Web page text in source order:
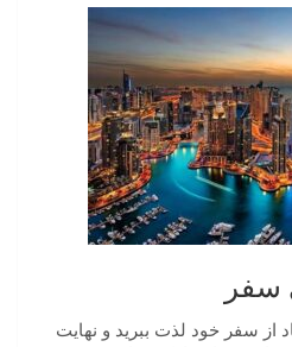
سفر
از سفر خود لذت ببرید و نهایت